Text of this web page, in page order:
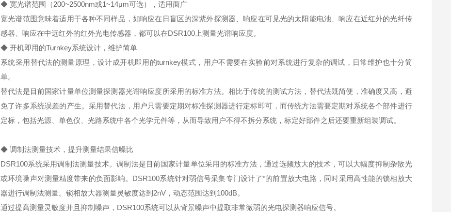
◆ 宽光谱范围（200~2500nm或1~14μm可选），适用面广
宽光谱范围意味着适用于各种不同样品，如响应在日盲区的深紫外探测器、响应在可见光的太阳能电池、响应在近红外的光纤传
感器、响应在中远红外的红外光电传感器，都可以在DSR100上测量光谱响应度。
◆ 开机即用的Turnkey系统设计，维护简单
系统采用替代法的测量原理，设计成开机即用的turnkey模式，用户不需要在实验前对系统进行复杂的调试，日常维护也十分简
单。
替代法是目前国家计量单位测量探测器光谱响应度所采用的标准方法。相比于传统的测试方法，替代法既简便，准确度又高，避
免了许多系统误差的产生。采用替代法，用户只需要定期对标准探测器进行定标即可，而传统方法需要定期对系统各个部件进行
定标，包括光源、单色仪、光路系统中各个光学元件等，从而导致用户不得不拆分系统，标定好部件之后还要重新组装调试。
◆ 调制法测量技术，提升测量结果信噪比
DSR100系统采用调制法测量技术。调制法是目前国家计量单位采用的标准方法，通过选频放大的技术，可以大幅度抑制杂散光
或环境噪声对测量精度带来的负面影响。DSR100系统针对弱信号采集专门设计了*的前置放大电路，同时采用高性能的锁相放大
器进行调制法测量。锁相放大器测量灵敏度达到2nV，动态范围达到100dB。
通过提高测量灵敏度并且抑制噪声，DSR100系统可以从背景噪声中提取非常微弱的光电探测器响应信号。